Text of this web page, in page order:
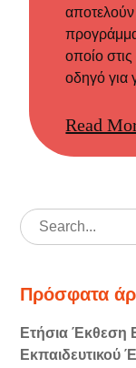
οποίο
οδηγό για
Read
Search
for:
Πρόσφατα
Ετήσια Έκθεση
Εκπαιδευτικού